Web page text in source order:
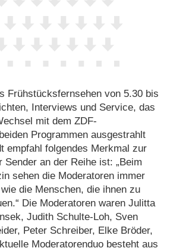
Frühstücksfernsehen von 5.30 bis
Interviews und Service, das
mit dem ZDF-
Programmen ausgestrahlt
empfahl folgendes Merkmal zur
Sender an der Reihe ist: „Beim
sehen die Moderatoren immer
die Menschen, die ihnen zu
Die Moderatoren waren Julitta
Judith Schulte-Loh, Sven
Peter Schreiber, Elke Bröder,
Moderatorenduo besteht aus